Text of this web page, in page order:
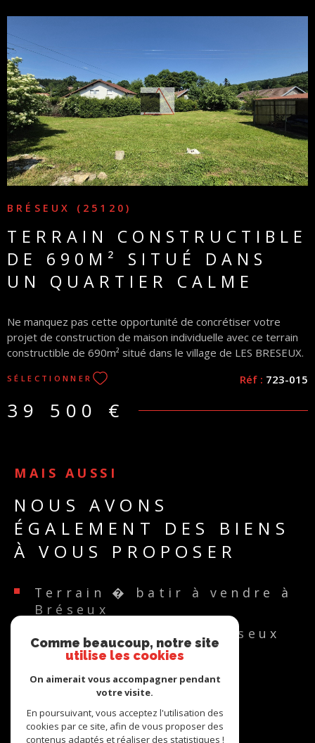
BRÉSEUX (25120)
TERRAIN CONSTRUCTIBLE
DE 690M² SITUÉ DANS
UN QUARTIER CALME
Ne manquez pas cette opportunité de concrétiser votre
projet de construction de maison individuelle avec ce terrain
constructible de 690m² situé dans le village de LES BRESEUX.
viabilisation sont faciles d'accès, belle exposition et
N'hésitez pas à nous contacter pour plus de renseignements.
SÉLECTIONNER Réf : 723-015
39 500 €
VOIR LE BIEN
MAIS AUSSI
NOUS AVONS
ÉGALEMENT DES BIENS
À VOUS PROPOSER
Terrain � batir à vendre à
Bréseux
Ferme à vendre à Bréseux
ADHÉRENTS
Comme beaucoup, notre site
utilise les cookies
On aimerait vous accompagner pendant
votre visite.
En poursuivant, vous acceptez l'utilisation des
cookies par ce site, afin de vous proposer des
contenus adaptés et réaliser des statistiques !